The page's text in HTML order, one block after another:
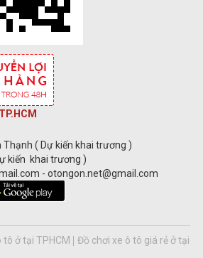
Thạnh ( Dự kiến khai trương )
kiến khai trương )
- otongon.net@gmail.com
tô ở tại TPHCM
Đồ chơi xe ô tô giá rẻ ở tại